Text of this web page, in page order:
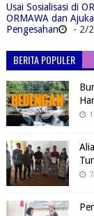
Usai Sosialisasi di
ORMAWA dan
Pengesahan
- 2/
BERITA POPULER